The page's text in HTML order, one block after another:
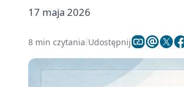
17 maja 2026
8 min czytania Udostępnij